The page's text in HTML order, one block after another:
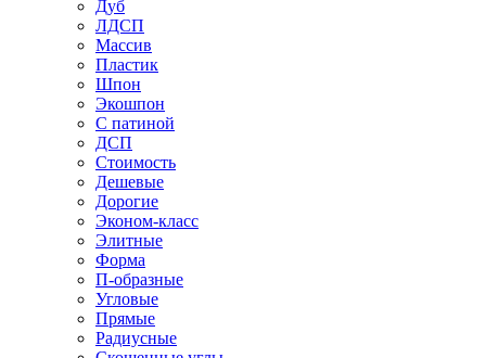
Дуб
ЛДСП
Массив
Пластик
Шпон
Экошпон
С патиной
ДСП
Стоимость
Дешевые
Дорогие
Эконом-класс
Элитные
Форма
П-образные
Угловые
Прямые
Радиусные